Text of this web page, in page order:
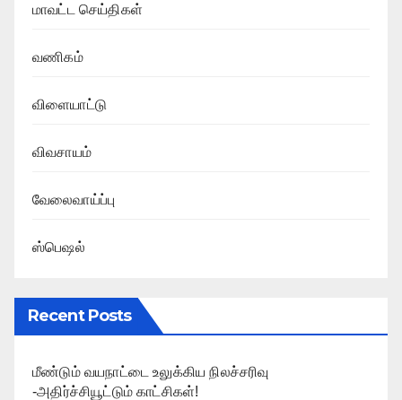
மாவட்ட செய்திகள்
வணிகம்
விளையாட்டு
விவசாயம்
வேலைவாய்ப்பு
ஸ்பெஷல்
Recent Posts
மீண்டும் வயநாட்டை உலுக்கிய நிலச்சரிவு
-அதிர்ச்சியூட்டும் காட்சிகள்!